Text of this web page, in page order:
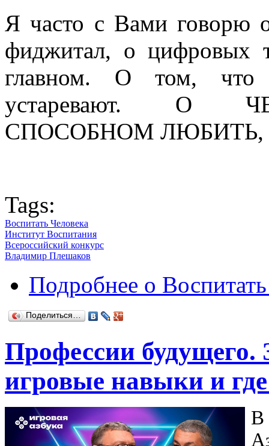
Я часто с Вами говорю
фиджитал, о цифровых
главном. О том, что
устаревают. О
СПОСОБНОМ ЛЮБИТЬ,
Tags:
Воспитать Человека
Институт Воспитания
Всероссийский конкурс
Владимир Плешаков
Подробнее о
Поделиться…
Профессии
игровые навыки и
В